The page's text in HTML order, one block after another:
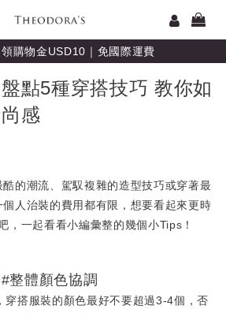
購物金USD10｜免國際運費
盤點5種穿搭技巧 教你如
感
的潮流、駕馭複雜的造型技巧或穿著最
人治裝的費用都有限，想要看起來更時
，一起看看小編彙整的幾個小Tips！
#整體顏色協調
穿搭服裝的顏色最好不要超過3-4個，否